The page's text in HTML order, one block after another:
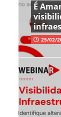
É
25/02/